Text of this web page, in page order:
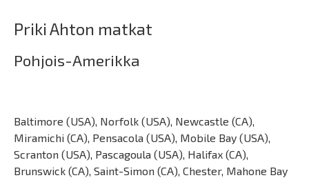
Priki Ahton matkat
Pohjois-Amerikka
Baltimore (USA), Norfolk (USA), Newcastle (CA),
Miramichi (CA), Pensacola (USA), Mobile Bay (USA),
Scranton (USA), Pascagoula (USA), Halifax (CA),
Brunswick (CA), Saint-Simon (CA), Chester, Mahone Bay